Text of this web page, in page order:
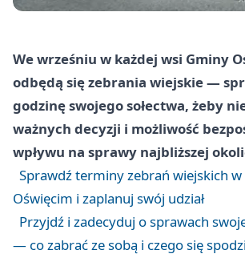
We wrześniu w każdej wsi Gminy
odbędą się zebrania wiejskie —
godzinę swojego sołectwa, żeby
ważnych decyzji i możliwość
wpływu na sprawy najbliższej
Sprawdź terminy zebrań wiejskich
Oświęcim i zaplanuj swój udział
Przyjdź i zadecyduj o sprawach
— co zabrać ze sobą i czego się